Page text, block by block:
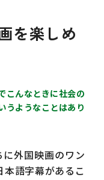
を楽しめ
こんなときに社会の
うようなことはあり
外国映画のワン
本語字幕があるこ